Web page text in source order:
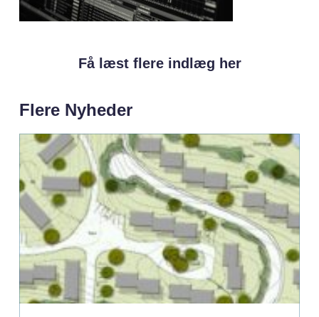
Få læst flere indlæg her
Flere Nyheder